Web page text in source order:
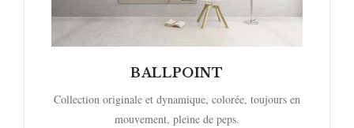
BALLPOINT
Collection originale et dynamique, colorée, toujours en
mouvement, pleine de peps.